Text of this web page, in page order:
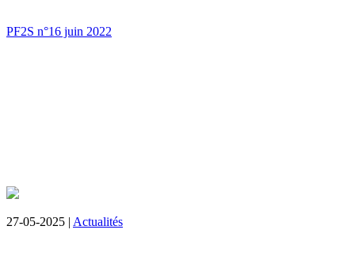
PF2S n°16 juin 2022
27-05-2025 | Actualités